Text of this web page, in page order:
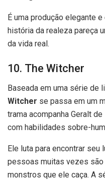
É uma produção elegante
história da realeza pareça
da vida real.
10. The Witcher
Baseada em uma série de
Witcher se passa em um
trama acompanha Geralt
com habilidades sobre-
Ele luta para encontrar seu
pessoas muitas vezes
monstros que ele caça. A